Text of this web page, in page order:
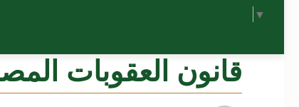
▼
قانون العقوبات